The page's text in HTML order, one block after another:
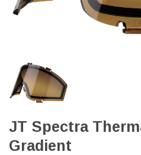
JT Spectra
Gradient